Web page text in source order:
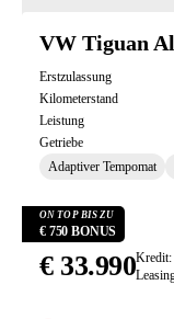
VW Tiguan
Erstzulassung
Kilometerstand
Leistung
Getriebe
Adaptiver Tempomat
ON TOP BIS ZU
€ 750 BONUS
€ 33.990Kredit: